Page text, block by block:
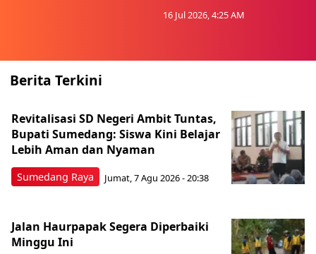
16 Jul 2026, 4:25 AM
Berita Terkini
Sumedang Raya
Revitalisasi SD Negeri Ambit Tuntas,
Bupati Sumedang: Siswa Kini Belajar
Lebih Aman dan Nyaman
Jumat, 7 Agu 2026 - 20:38
Jalan Haurpapak Segera Diperbaiki
Minggu Ini